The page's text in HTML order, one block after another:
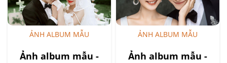
ẢNH ALBUM MẪU
Ảnh album mẫu -
ẢNH ALBUM MẪU
Ảnh album mẫu -